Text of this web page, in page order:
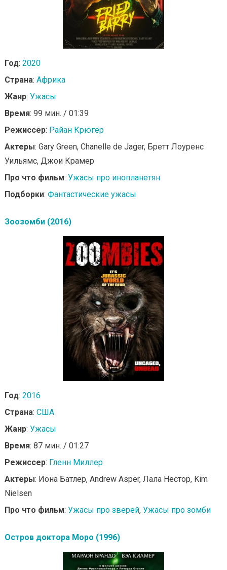
Год: 2020
Страна: Африка
Жанр: Ужасы
Время: 99 мин. / 01:39
Режиссер: Райан Крюгер
Актеры: Gary Green, Chanelle de Jager, Бретт Лоуренс
Уильямс, Джои Крамер
Про что фильм: Ужасы про инопланетян
Подборки: Фантастические ужасы
Зоозомби (2016)
Год: 2016
Страна: США
Жанр: Ужасы
Время: 87 мин. / 01:27
Режиссер: Гленн Миллер
Актеры: Иона Батлер, Andrew Asper, Лала Нестор, Kim
Nielsen
Про что фильм: Ужасы про зверей, Ужасы про зомби
Остров доктора Моро (1996)